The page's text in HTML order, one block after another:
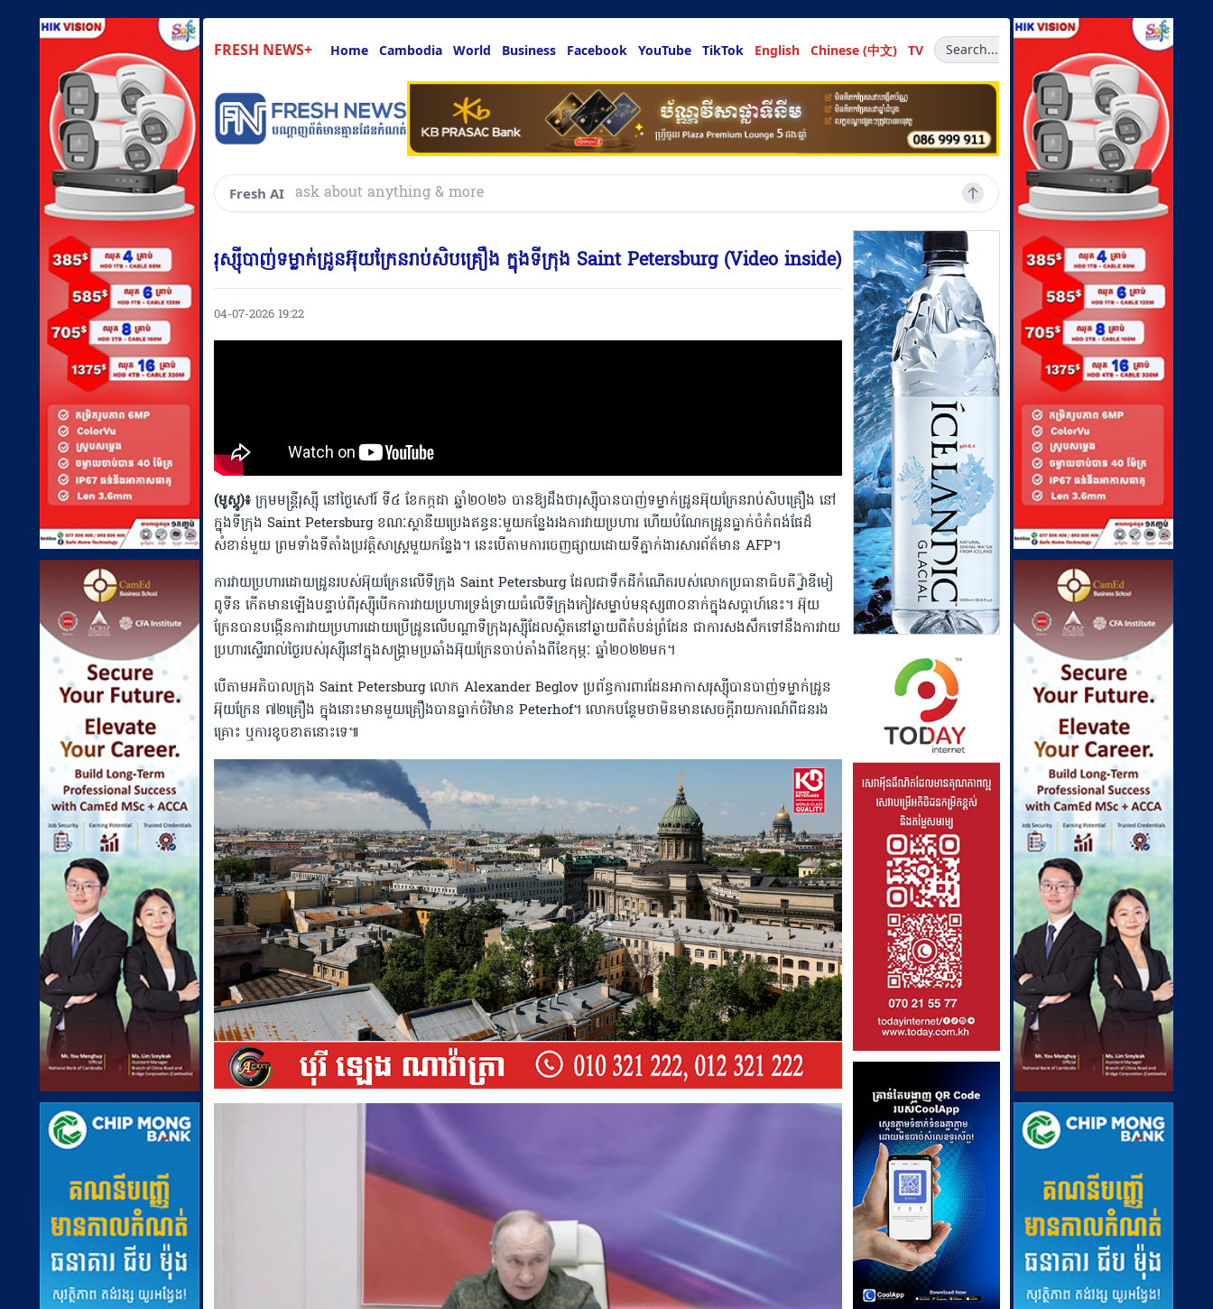
FRESH NEWS+ Home Cambodia World Business Facebook YouTube TikTok English Chinese (中文) TV Search...
Fresh AI សួរអ្វីៗគ្រប់យ៉
រុស្ស៉ីបាញ់ទម្លាក់ដ្រូនអ៊ុយក្រែនរាប់សិបគ្រឿង ក្នុងទីក្រុង Saint Petersburg (Video inside)
04-07-2026 19:22
(មូស្គូ)៖ ក្រុមមន្ត្រីរុស្ស៉ី នៅថ្ងៃសៅរ៍ ទី៤ ខែកក្កដា ឆ្នាំ២០២៦ បានឱ្យដឹងថារុស្ស៉ីបានបាញ់ទម្លាក់ដ្រូនអ៊ុយក្រែនរាប់សិបគ្រឿង នៅ
ក្នុងទីក្រុង Saint Petersburg ខណៈស្ថានីយប្រេងឥន្ធនៈមួយកន្លែងរងការវាយប្រហារ ហើយបំណែកដ្រូនធ្លាក់ចំកំពង់ផែដ៏
សំខាន់មួយ ព្រមទាំងទីតាំងប្រវត្តិសាស្ត្រមួយកន្លែង។ នេះបើតាមការចេញផ្សាយដោយទីភ្នាក់ងារសារព័ត៌មាន AFP។
ការវាយប្រហារដោយដ្រូនរបស់អ៊ុយក្រែនលើទីក្រុង Saint Petersburg ដែលជាទឹកដីកំណើតរបស់លោកប្រធានាធិបតី វ្ល៉ាឌីមៀ
ពូទីន កើតមានឡើងបន្ទាប់ពីរុស្ស៉ីបើកការវាយប្រហារទ្រង់ទ្រាយធំលើទីក្រុងកៀវសម្លាប់មនុស្ស៣០នាក់ក្នុងសប្ដាហ៍នេះ។ អ៊ុយ
ក្រែនបានបង្កើនការវាយប្រហារដោយប្រើដ្រូនលើបណ្ដាទីក្រុងរុស្ស៉ីដែលស្ថិតនៅឆ្ងាយពីតំបន់ព្រំដែន ជាការសងសឹកទៅនឹងការវាយ
ប្រហារស្ទើររាល់ថ្ងៃរបស់រុស្ស៉ីនៅក្នុងសង្រ្គាមប្រឆាំងអ៊ុយក្រែនចាប់តាំងពីខែកុម្ភៈ ឆ្នាំ២០២២មក។
បើតាមអភិបាលក្រុង Saint Petersburg លោក Alexander Beglov ប្រព័ន្ធការពារដែនអាកាសរុស្ស៉ីបានបាញ់ទម្លាក់ដ្រូន
អ៊ុយក្រែន ៧២គ្រឿង ក្នុងនោះមានមួយគ្រឿងបានធ្លាក់ចំវិមាន Peterhof។ លោកបន្ថែមថាមិនមានសេចក្ដីរាយការណ៍ពីជនរង
គ្រោះ ឬការខូចខាតនោះទេ៕